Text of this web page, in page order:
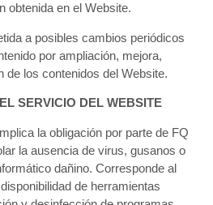
obtenida en el Website.
a posibles cambios periódicos
por ampliación, mejora,
de los contenidos del Website.
SERVICIO DEL WEBSITE
la obligación por parte de FQ
la ausencia de virus, gusanos o
dañino. Corresponde al
de herramientas